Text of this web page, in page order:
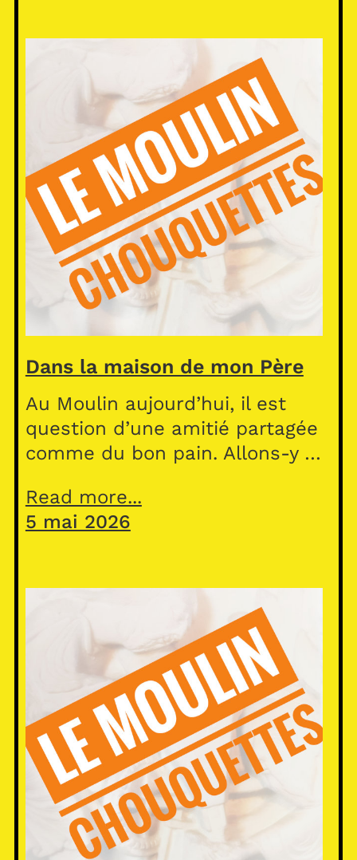
Dans la maison de mon Père
Au Moulin aujourd’hui, il est
question d’une amitié partagée
comme du bon pain. Allons-y …
Read more...
5 mai 2026